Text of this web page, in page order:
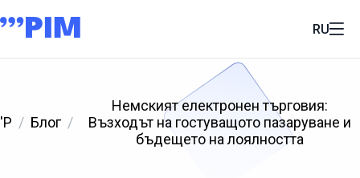
RU
'P Блог
Немският електронен търговия:
Възходът на гостуващото пазаруване и
бъдещето на лоялността